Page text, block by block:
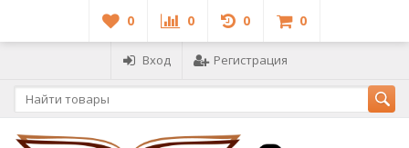
0 0 0 0
Вход Регистрация